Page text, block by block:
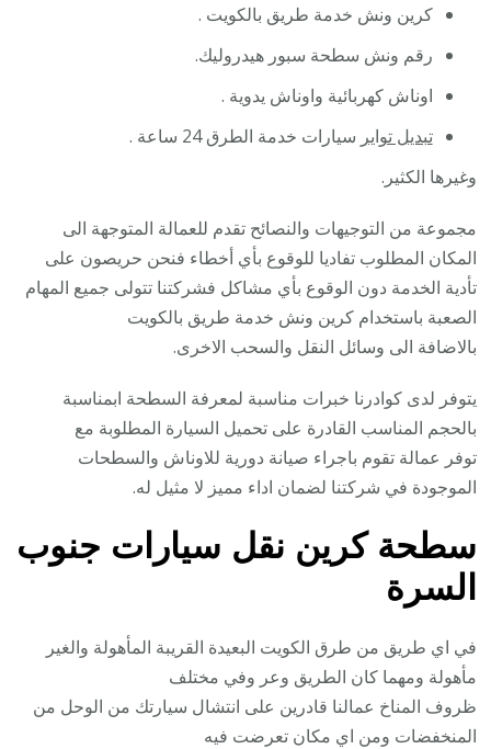
كرين ونش خدمة طريق بالكويت .
رقم ونش سطحة سبور هيدروليك.
اوناش كهربائية واوناش يدوية .
تبديل تواير سيارات خدمة الطرق 24 ساعة .
وغيرها الكثير.
مجموعة من التوجيهات والنصائح تقدم للعمالة المتوجهة الى
المكان المطلوب تفاديا للوقوع بأي أخطاء فنحن حريصون على
تأدية الخدمة دون الوقوع بأي مشاكل فشركتنا تتولى جميع المهام
الصعبة باستخدام كرين ونش خدمة طريق بالكويت
بالاضافة الى وسائل النقل والسحب الاخرى.
يتوفر لدى كوادرنا خبرات مناسبة لمعرفة السطحة ابمناسبة
بالحجم المناسب القادرة على تحميل السيارة المطلوبة مع
توفر عمالة تقوم باجراء صيانة دورية للاوناش والسطحات
الموجودة في شركتنا لضمان اداء مميز لا مثيل له.
سطحة كرين نقل سيارات جنوب
السرة
في اي طريق من طرق الكويت البعيدة القريبة المأهولة والغير
مأهولة ومهما كان الطريق وعر وفي مختلف
ظروف المناخ عمالنا قادرين على انتشال سيارتك من الوحل من
المنخفضات ومن اي مكان تعرضت فيه